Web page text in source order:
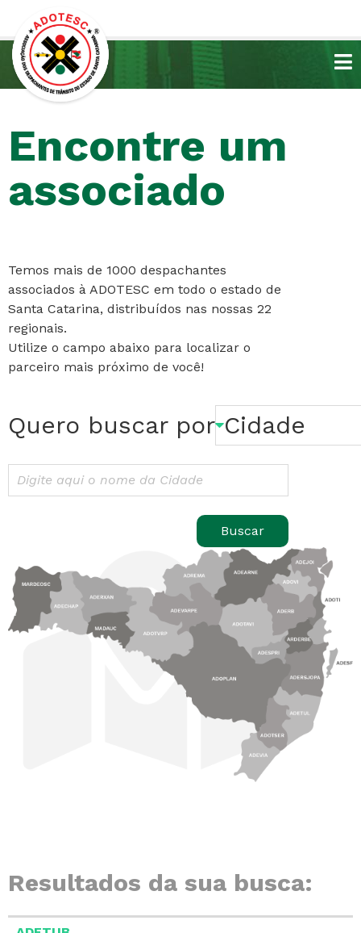
Encontre um
associado
Temos mais de 1000 despachantes
associados à ADOTESC em todo o estado de
Santa Catarina, distribuídos nas nossas 22
regionais.
Utilize o campo abaixo para localizar o
parceiro mais próximo de você!
Quero buscar por
Buscar
Resultados da sua busca: